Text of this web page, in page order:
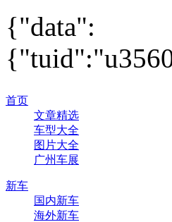
{"data":
首页
文章精选
车型大全
图片大全
广州车展
新车
国内新车
海外新车